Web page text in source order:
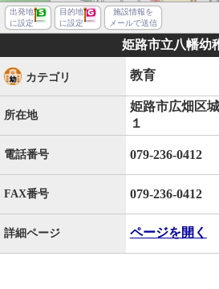
出発地
に設定
目的地
に設定
施設情報を
メールで送信
姫路市立八幡幼
カテゴリ 教育
所在地
姫路市広畑区
１
電話番号 079-236-0412
FAX番号 079-236-0412
詳細ページ ページを開く